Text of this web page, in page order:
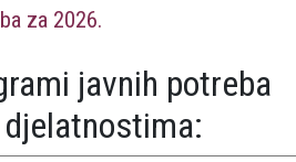
za 2026.
javnih potreba